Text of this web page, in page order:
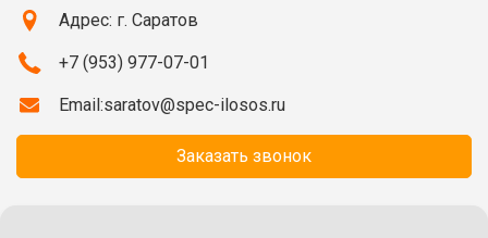
Адрес: г. Саратов
+7 (953) 977-07-01
Email:saratov@spec-ilosos.ru
Заказать звонок